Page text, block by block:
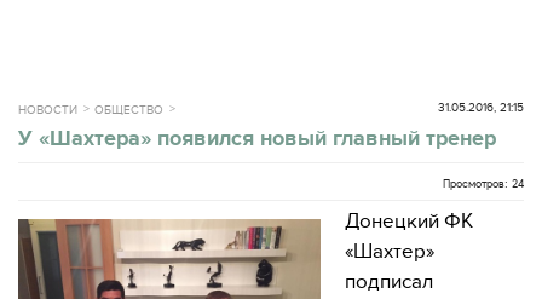
НОВОСТИ ОБЩЕСТВО 31.05.2016, 21:15
У «Шахтера» появился новый главный тренер
Просмотров: 24
Донецкий ФК
«Шахтер»
подписал